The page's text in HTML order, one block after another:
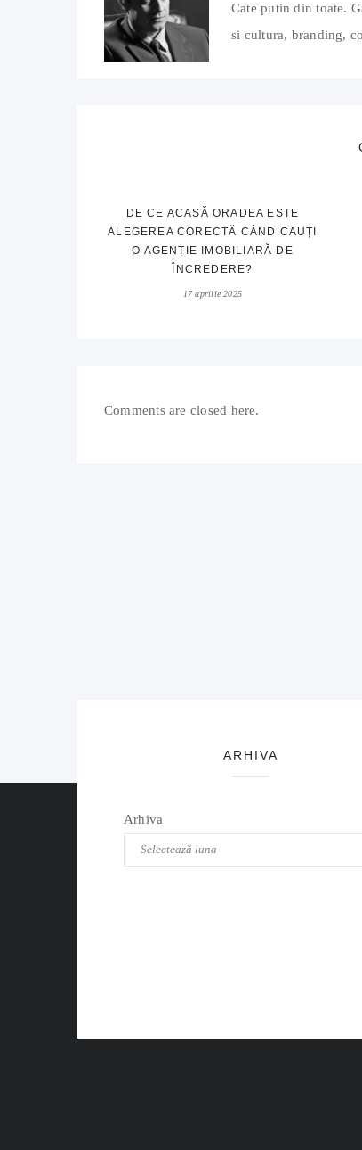
Cate putin din toate.
si cultura, branding,
DE CE ACASĂ ORADEA ESTE
ALEGEREA CORECTĂ CÂND CAUȚI
O AGENȚIE IMOBILIARĂ DE
ÎNCREDERE?
17 aprilie 2025
Comments are closed here.
ARHIVA
Arhiva